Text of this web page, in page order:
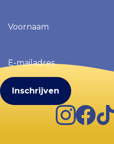
(Vereist)
mailadres
(Vereist)
InstagramFacebook